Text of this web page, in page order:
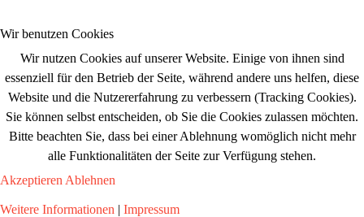
Wir benutzen Cookies
Wir nutzen Cookies auf unserer Website. Einige von ihnen sind
essenziell für den Betrieb der Seite, während andere uns helfen, diese
Website und die Nutzererfahrung zu verbessern (Tracking Cookies).
Sie können selbst entscheiden, ob Sie die Cookies zulassen möchten.
Bitte beachten Sie, dass bei einer Ablehnung womöglich nicht mehr
alle Funktionalitäten der Seite zur Verfügung stehen.
Akzeptieren Ablehnen
Weitere Informationen | Impressum